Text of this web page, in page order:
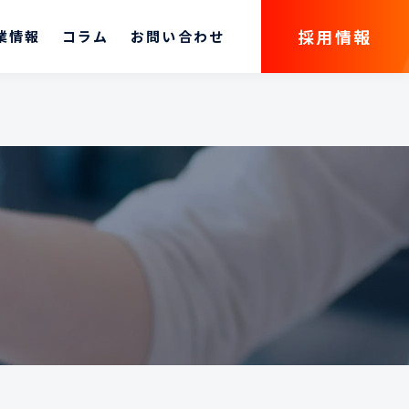
情報 コラム お問い合わせ 採用情報
採用情報